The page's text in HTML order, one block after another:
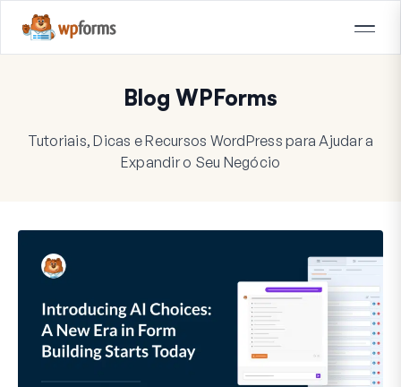
Blog WPForms
Tutoriais, Dicas e Recursos WordPress para Ajudar a
Expandir o Seu Negócio